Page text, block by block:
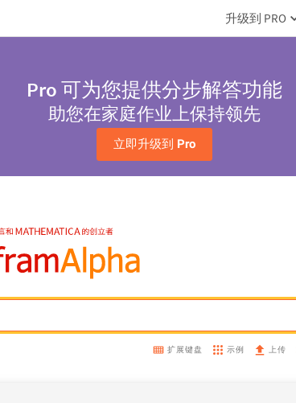
升级到 PRO
Pro可为您提供分步解答功能
助您在家庭作业上保持领先
立即升级到 Pro
扩展键盘 示例 上传